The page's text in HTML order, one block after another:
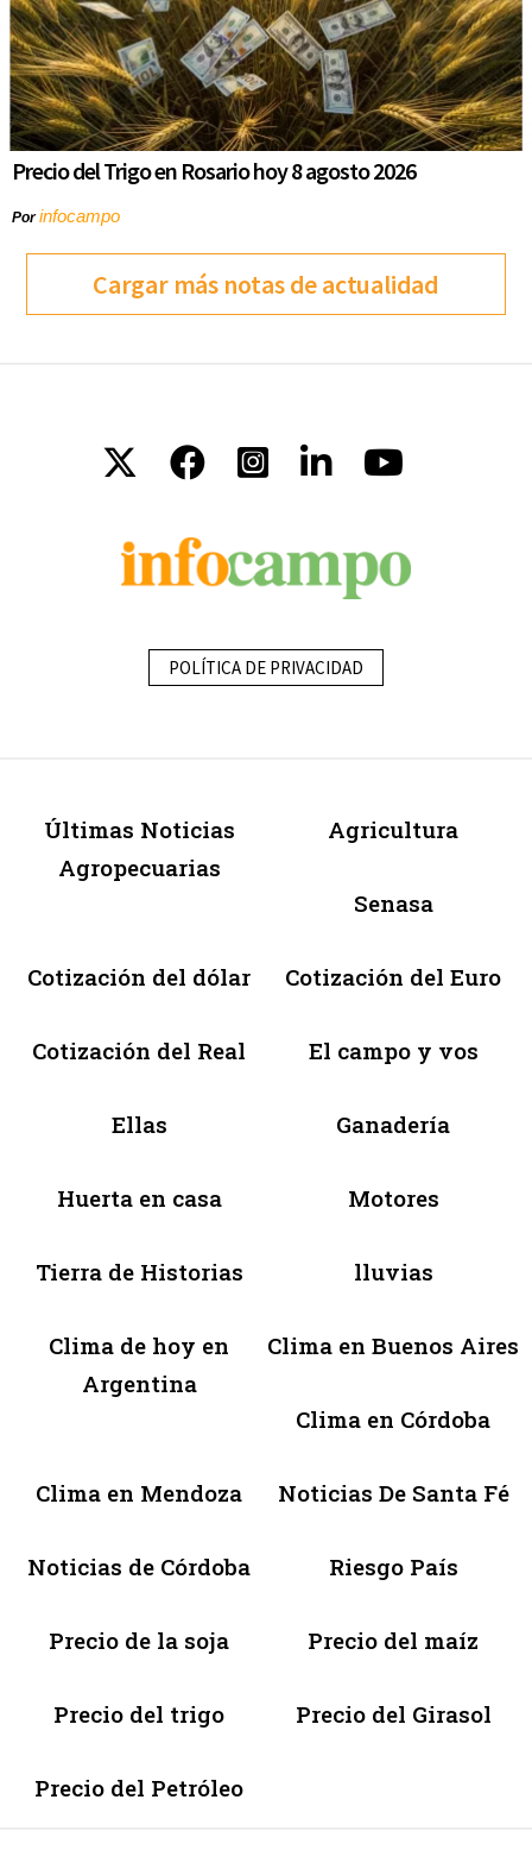
Precio del Trigo en Rosario hoy 8 agosto 2026
Porinfocampo
Cargar más notas de actualidad
POLÍTICA DE PRIVACIDAD
Últimas Noticias
Agropecuarias
Agricultura
Senasa
Cotización del dólar Cotización del Euro
Cotización del Real El campo y vos
Ellas Ganadería
Huerta en casa Motores
Tierra de Historias lluvias
Clima de hoy en
Argentina
Clima en Buenos Aires
Clima en Córdoba
Clima en Mendoza Noticias De Santa Fé
Noticias de Córdoba Riesgo País
Precio de la soja Precio del maíz
Precio del trigo Precio del Girasol
Precio del Petróleo